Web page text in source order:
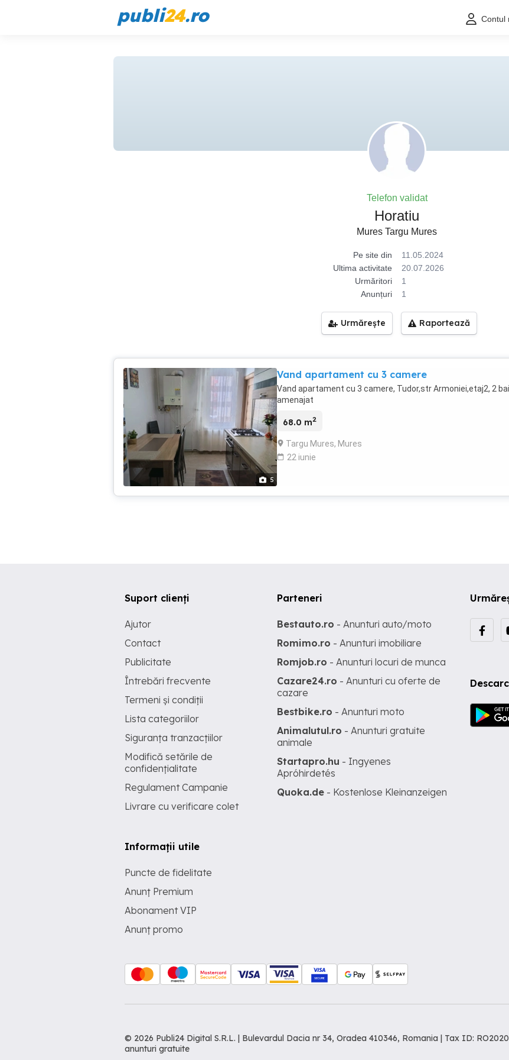
publi24.ro Contul
Telefon validat
Horatiu
Mures Targu Mures
Pe site din
11.05.2024
Ultima activitate
20.07.2026
Urmăritori
1
Anunțuri
1
Urmărește Raportează
5
Vand apartament cu 3 camere
Vand apartament cu 3 camere, Tudor,str Armoniei,etaj2, 2
amenajat
68.0 m2
Targu Mures, Mures
22 iunie
Suport clienți
Ajutor
Contact
Publicitate
Întrebări frecvente
Termeni și condiții
Lista categoriilor
Siguranța tranzacțiilor
Modifică setările de
confidențialitate
Regulament Campanie
Livrare cu verificare colet
Informații utile
Puncte de fidelitate
Anunț Premium
Abonament VIP
Anunț promo
Parteneri
Bestauto.ro - Anunturi auto/moto
Romimo.ro - Anunturi imobiliare
Romjob.ro - Anunturi locuri de munca
Cazare24.ro - Anunturi cu oferte de
cazare
Bestbike.ro - Anunturi moto
Animalutul.ro - Anunturi gratuite
animale
Startapro.hu - Ingyenes
Apróhirdetés
Quoka.de - Kostenlose Kleinanzeigen
© 2026 Publi24 Digital S.R.L. | Bulevardul Dacia nr 34, Oradea 410346, Romania | Tax ID:
anunturi gratuite